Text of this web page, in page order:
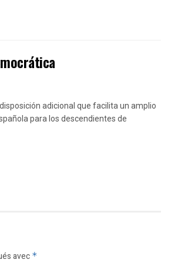
adicional que facilita un amplio
para los descendientes de
avec *